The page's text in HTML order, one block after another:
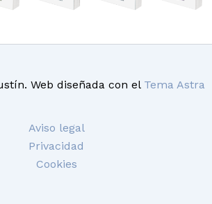
Web diseñada con el Tema Astra
Aviso legal
Privacidad
Cookies